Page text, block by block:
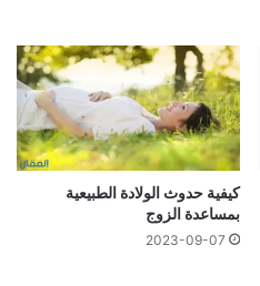
كيفية حدوث الولادة الطبيعية
بمساعدة الزوج
2023-09-07